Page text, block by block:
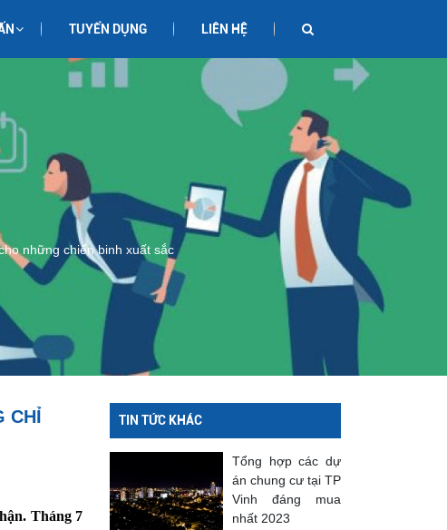
TUYỂN DỤNG LIÊN HỆ
những chiến binh xuất sắc
CHỈ
Tháng 7
TIN TỨC KHÁC
Tổng hợp các dự
án chung cư tại TP
Vinh đáng mua
nhất 2023